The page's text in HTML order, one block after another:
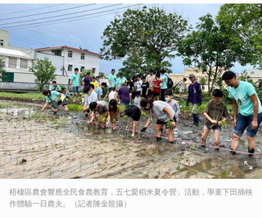
梧棲區農會響應全民食農教育，五七愛稻米夏令營」活動，學童下田插秧
作體驗一日農夫。（記者陳金龍攝）